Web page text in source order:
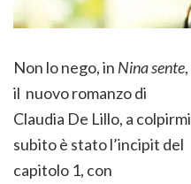
Non lo nego, in Nina sente,
il nuovo romanzo di
Claudia De Lillo, a colpirmi
subito è stato l’incipit del
capitolo 1, con